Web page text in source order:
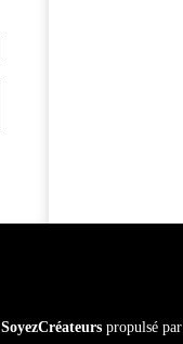
SoyezCréateurspropulsé par